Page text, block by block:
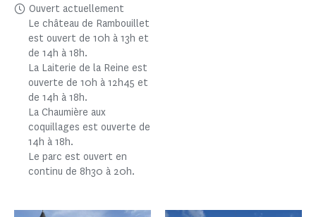
Ouvert actuellement
Le château de Rambouillet
est ouvert de 10h à 13h et
de 14h à 18h.
La Laiterie de la Reine est
ouverte de 10h à 12h45 et
de 14h à 18h.
La Chaumière aux
coquillages est ouverte de
14h à 18h.
Le parc est ouvert en
continu de 8h30 à 20h.